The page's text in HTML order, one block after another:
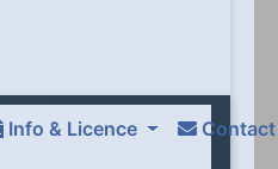
Info & Licence